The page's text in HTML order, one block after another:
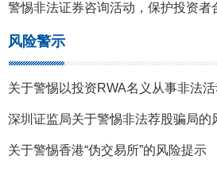
警惕非法证券咨询活动，保护投资者
风险警示
深圳证监局关于警惕非法荐股骗局的
关于警惕香港“伪交易所”的风险提示